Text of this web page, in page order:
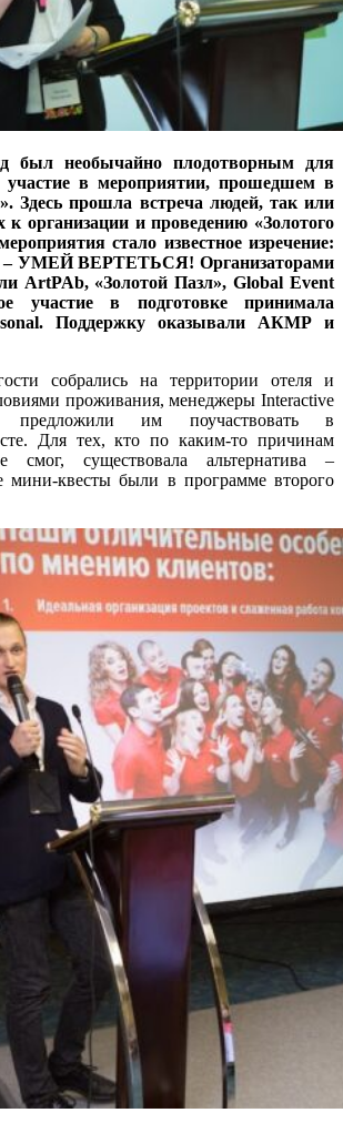
был необычайно плодотворным для
участие в мероприятии, прошедшем в
Здесь прошла встреча людей, так или
к организации и проведению «Золотого
стало известное изречение:
ВЕРТЕТЬСЯ! Организаторами
ArtPAb, «Золотой Пазл», Global Event
участие в подготовке принимала
Поддержку оказывали АКМР и
собрались на территории отеля и
проживания, менеджеры Interactive
предложили им поучаствовать в
Для тех, кто по каким-то причинам
смог, существовала альтернатива –
мини-квесты были в программе второго